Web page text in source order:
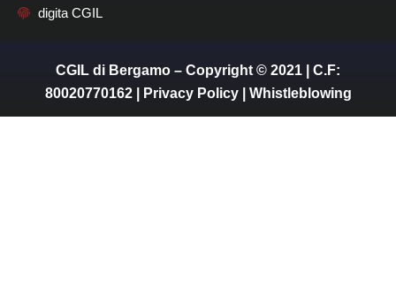
digita CGIL
CGIL di Bergamo – Copyright © 2021 | C.F:
80020770162 |
Privacy Policy| Whistleblowing